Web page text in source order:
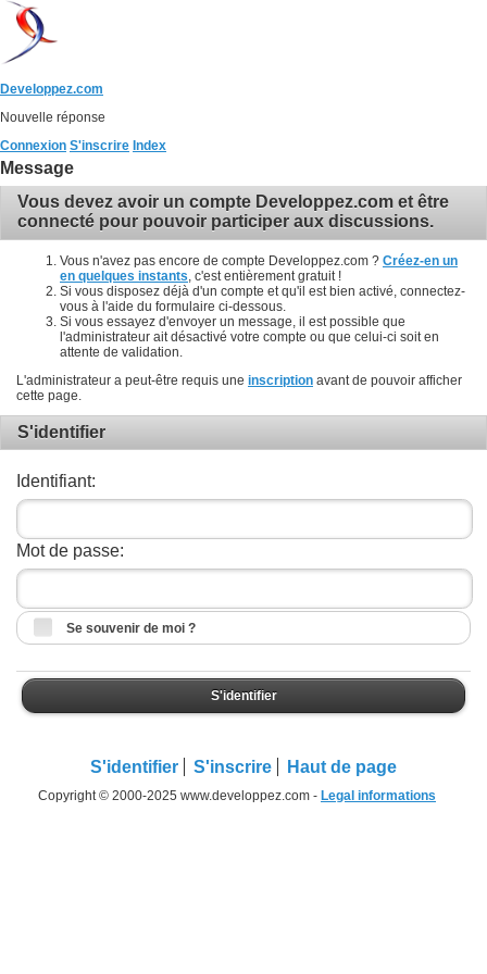
Developpez.com
Nouvelle réponse
Connexion S'inscrire Index
Message
Vous devez avoir un compte Developpez.com et être
connecté pour pouvoir participer aux discussions.
Vous n'avez pas encore de compte Developpez.com ? Créez-en un
en quelques instants , c'est entièrement gratuit !
Si vous disposez déjà d'un compte et qu'il est bien activé, connectez-
vous à l'aide du formulaire ci-dessous.
Si vous essayez d'envoyer un message, il est possible que
l'administrateur ait désactivé votre compte ou que celui-ci soit en
attente de validation.
L'administrateur a peut-être requis une inscription avant de pouvoir afficher
cette page.
S'identifier
Identifiant:
Mot de passe:
Se souvenir de moi ?
S'identifier
S'identifier S'inscrire Haut de page
Copyright © 2000-2025 www.developpez.com - Legal informations